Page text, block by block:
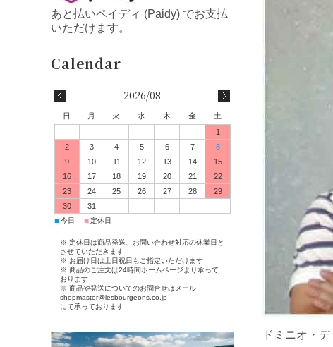
ドミニオ・
あと払いペイディ (Paidy) でお支払
いただけます。
2026/08
日 月 火 水 木 金
土
1
2
3 4 5 6 7
8
9
10 11 12 13 14
15
16
17 18 19 20 21
22
23
24 25 26 27 28
29
30
31
■今日 ■定休日
※ 定休日は商品発送、お問い合わせ対応の休業日と
させていただきます
※ お届け日は土日祝日もご指定いただけます
※ 商品のご注文は24時間ホームページより承って
おります
※ 商品や発送についてのお問合せはメール
shopmaster@lesbourgeons.co.jp
にて承っております